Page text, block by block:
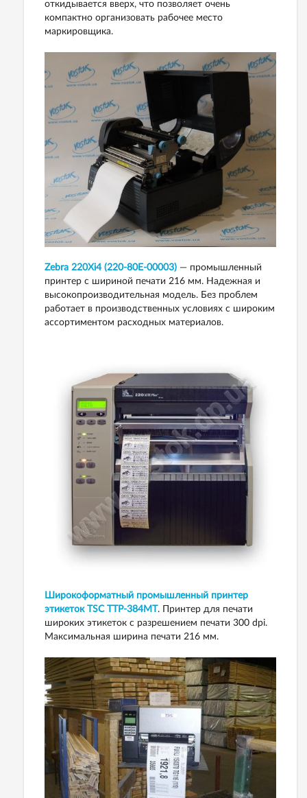
откидывается вверх, что позволяет очень
компактно организовать рабочее место
маркировщика.
Zebra 220Xi4 (220-80E-00003) — промышленный
принтер с шириной печати 216 мм. Надежная и
высокопроизводительная модель. Без проблем
работает в производственных условиях с широким
ассортиментом расходных материалов.
Широкоформатный промышленный принтер
этикеток TSC TTP-384MT. Принтер для печати
широких этикеток с разрешением печати 300 dpi.
Максимальная ширина печати 216 мм.